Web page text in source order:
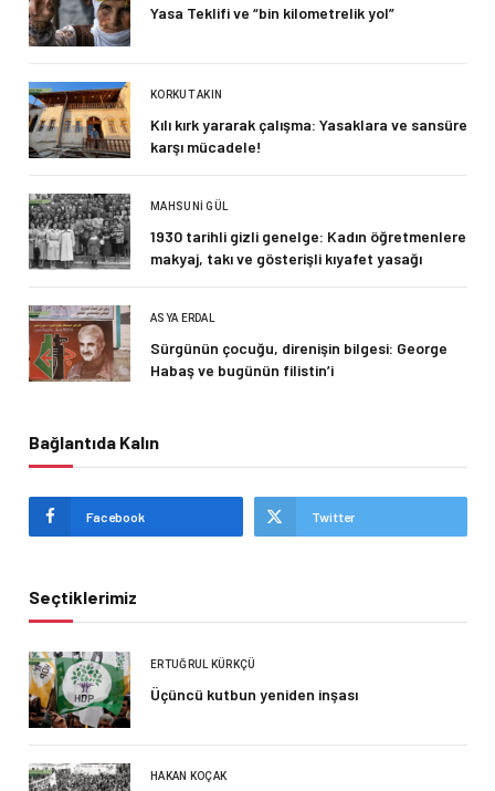
Yasa Teklifi ve “bin kilometrelik yol”
KORKUT AKIN
Kılı kırk yararak çalışma: Yasaklara ve sansüre
karşı mücadele!
MAHSUNI GÜL
1930 tarihli gizli genelge: Kadın öğretmenlere
makyaj, takı ve gösterişli kıyafet yasağı
ASYA ERDAL
Sürgünün çocuğu, direnişin bilgesi: George
Habaş ve bugünün filistin’i
Bağlantıda Kalın
Facebook Twitter
Seçtiklerimiz
ERTUĞRUL KÜRKÇÜ
Üçüncü kutbun yeniden inşası
HAKAN KOÇAK